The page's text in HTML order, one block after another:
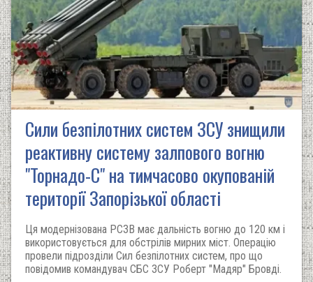
Сили безпілотних систем ЗСУ знищили
реактивну систему залпового вогню
"Торнадо-С" на тимчасово окупованій
території Запорізької області
Ця модернізована РСЗВ має дальність вогню до 120 км і
використовується для обстрілів мирних міст. Операцію
провели підрозділи Сил безпілотних систем, про що
повідомив командувач СБС ЗСУ Роберт "Мадяр" Бровді.